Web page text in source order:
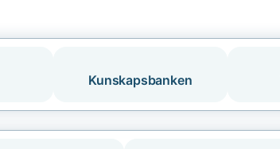
Kunskapsbanken